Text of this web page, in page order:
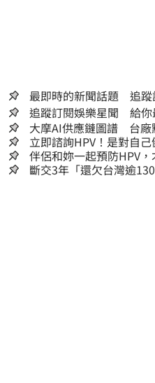
最即時的新聞話題 追蹤
追蹤訂閱娛樂星聞 給你
大摩AI供應鏈圖譜 台廠
立即諮詢HPV！是對自
嫌晚！
伴侶和妳一起預防HPV，
斷交3年「還欠台灣逾